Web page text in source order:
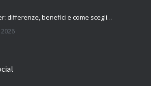
Botox o filler: differenze, benefici e come scegliere il trattamento più adatto
2026